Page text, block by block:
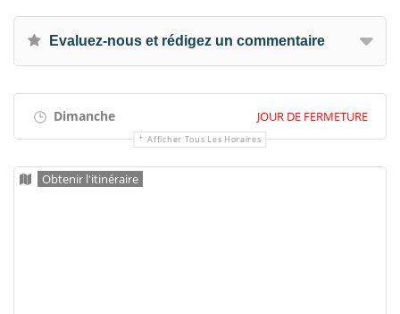
Evaluez-nous et rédigez un commentaire
Dimanche JOUR DE FERMETURE
Afficher Tous Les Horaires
Obtenir l'itinéraire